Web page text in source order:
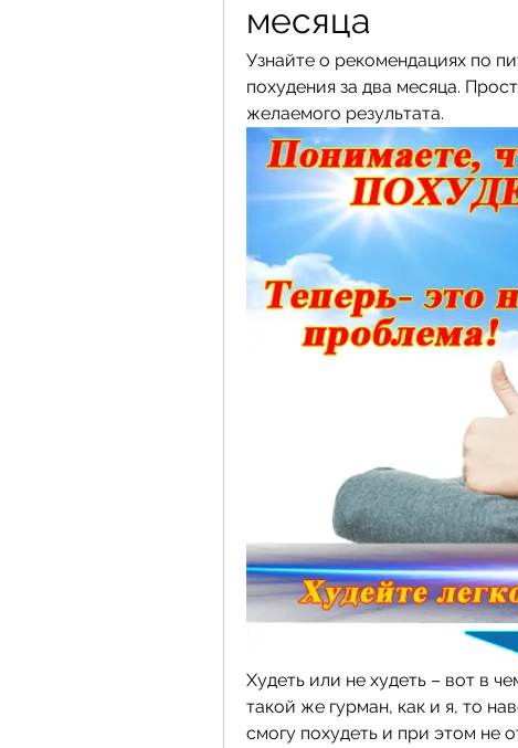
месяца
Узнайте о рекомендациях по
похудения за два месяца.
желаемого результата.
Худеть или не худеть – вот в
такой же гурман, как и я, то
смогу похудеть и при этом не